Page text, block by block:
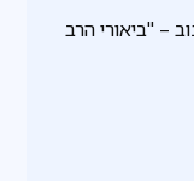
– "ביאורי הרב